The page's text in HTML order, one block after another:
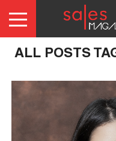
GRATIS
NE!
SI
CONDITII
ALL POSTS